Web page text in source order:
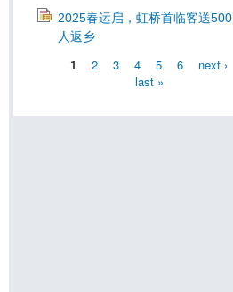
2025春运启，虹桥首临客送500
人返乡
1 2 3 4 5 6
next ›
last »